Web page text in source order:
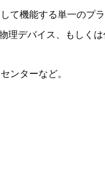
て機能する単一のプ
デバイス、もしくは
ンターなど。